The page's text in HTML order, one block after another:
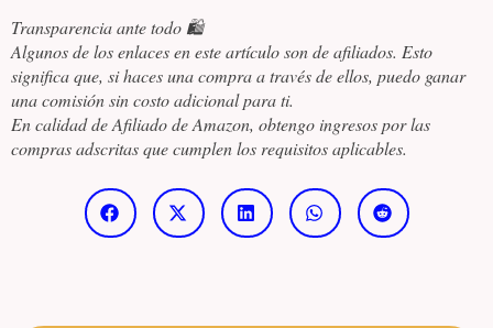
Transparencia ante todo 🛍️
Algunos de los enlaces en este artículo son de afiliados. Esto
significa que, si haces una compra a través de ellos, puedo ganar
una comisión sin costo adicional para ti.
En calidad de Afiliado de Amazon, obtengo ingresos por las
compras adscritas que cumplen los requisitos aplicables.